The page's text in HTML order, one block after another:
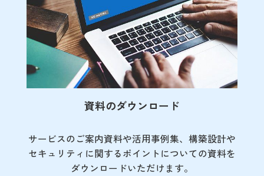
資料のダウンロード
サービスのご案内資料や活用事例集、 構築設計や
セキュリティに関するポイントについての資料を
ダウンロードいただけます。